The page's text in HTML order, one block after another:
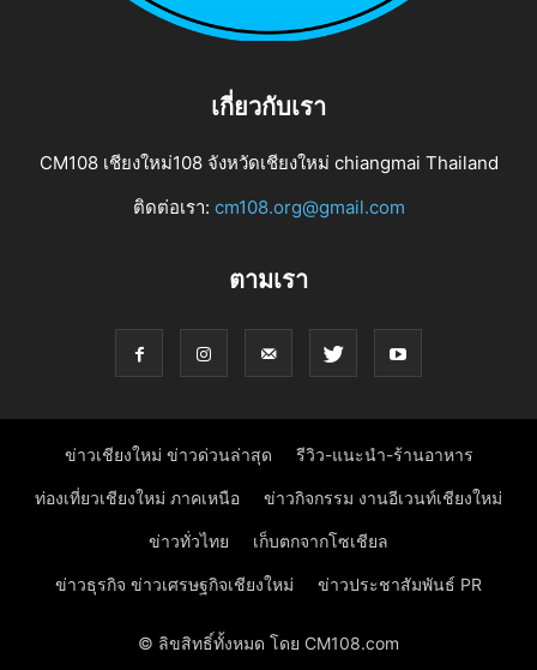
เกี่ยวกับเรา
CM108 เชียงใหม่108 จังหวัดเชียงใหม่ chiangmai Thailand
ติดต่อเรา: cm108.org@gmail.com
ตามเรา
ข่าวเชียงใหม่ ข่าวด่วนล่าสุด รีวิว-แนะนำ-ร้านอาหาร
ท่องเที่ยวเชียงใหม่ ภาคเหนือ ข่าวกิจกรรม งานอีเวนท์เชียงใหม่
ข่าวทั่วไทย เก็บตกจากโซเชียล
ข่าวธุรกิจ ข่าวเศรษฐกิจเชียงใหม่ ข่าวประชาสัมพันธ์ PR
© ลิขสิทธิ์ทั้งหมด โดย CM108.com